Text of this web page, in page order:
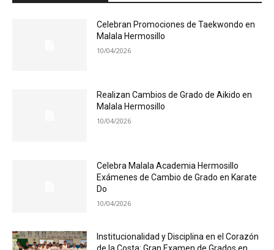
Celebran Promociones de Taekwondo en
Malala Hermosillo
10/04/2026
Realizan Cambios de Grado de Aikido en
Malala Hermosillo
10/04/2026
Celebra Malala Academia Hermosillo
Exámenes de Cambio de Grado en Karate
Do
10/04/2026
Institucionalidad y Disciplina en el Corazón
de la Costa: Gran Examen de Grados en